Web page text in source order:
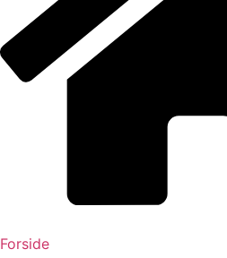
Forside